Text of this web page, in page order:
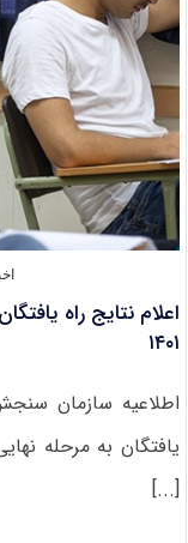
اعلام نتایج راه
۱۴۰۱
اطلاعیه سازمان
یافتگان به مرحله
[...]